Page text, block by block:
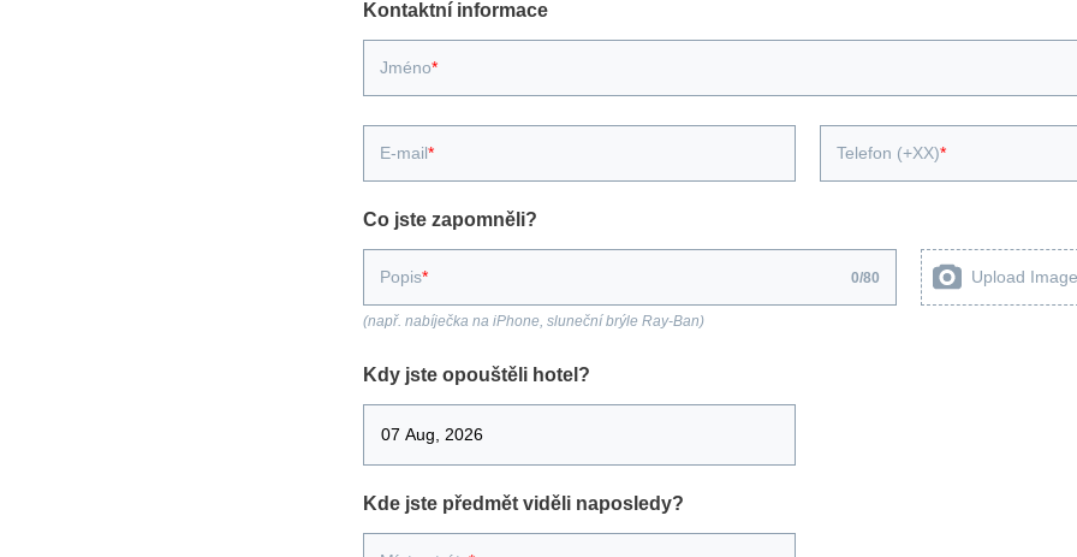
Kontaktní informace
Jméno
E-mail Telefon (+XX)
Co jste zapomněli?
Popis 0/80 Upload Image
(např. nabíječka na iPhone, sluneční brýle Ray-Ban)
Kdy jste opouštěli hotel?
Kde jste předmět viděli naposledy?